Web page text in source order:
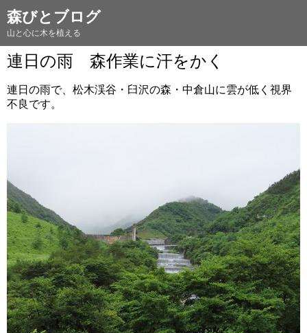
森びとブログ
山と心に木を植える
連日の雨 森作業に汗をかく
連日の雨で、松木渓谷・臼沢の森・中倉山に雲が低く視界
不良です。